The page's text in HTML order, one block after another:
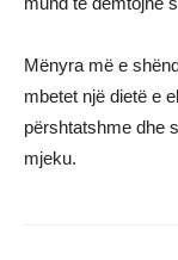
Mënyra më e
mbetet një dietë e
përshtatshme dhe
mjeku.